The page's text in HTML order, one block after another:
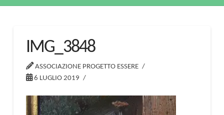
IMG_3848
ASSOCIAZIONE PROGETTO ESSERE
6 LUGLIO 2019